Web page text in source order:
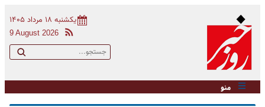
یکشنبه ۱۸ مرداد ۱۴۰۵
9 August 2026
منو